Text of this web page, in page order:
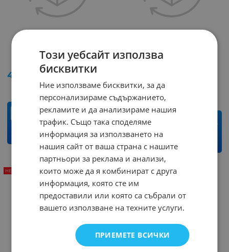
Тестер MS6812
Арт.№: 33107
43.46 € / 85.00 лв.
бр.
КУПИ
AXIOMET
89.48 € /
бр.
КУПИ
НЕНАЛИЧЕН НЕНАЛИЧЕН
Този уебсайт използва
бисквитки
Ние използваме бисквитки, за да
персонализираме съдържанието,
рекламите и да анализираме нашия
трафик. Също така споделяме
информация за използването на
нашия сайт от ваша страна с нашите
партньори за реклама и анализи,
които може да я комбинират с друга
информация, която сте им
предоставили или която са събрали от
вашето използване на техните услуги.
ПРИЕМЕТЕ ВСИЧКИ